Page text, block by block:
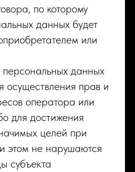
по которому
данных будет
или
данных
осуществления прав и
оператора или
для достижения
целей при
этом не нарушаются
субъекта